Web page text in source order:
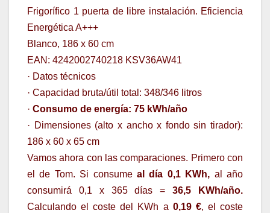
Frigorífico 1 puerta de libre instalación. Eficiencia
Energética A+++
Blanco, 186 x 60 cm
EAN: 4242002740218 KSV36AW41
· Datos técnicos
· Capacidad bruta/útil total: 348/346 litros
· Consumo de energía: 75 kWh/año
· Dimensiones (alto x ancho x fondo sin tirador):
186 x 60 x 65 cm
Vamos ahora con las comparaciones. Primero con
el de Tom. Si consume al día 0,1 KWh, al año
consumirá 0,1 x 365 días =36,5 KWh/año.
Calculando el coste del KWh a 0,19 €, el coste